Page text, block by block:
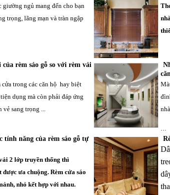
ngủ mang đến cho bạn
trọng, lãng mạn và tràn ngập
rèm sáo gỗ so với rèm vải
trong các căn hộ hay biệt
dụng mà còn phải đáp ứng
sang trọng ...
tính năng của rèm sáo gỗ tự
2 lớp truyền thống thì
được ưa chuộng. Rèm cửa sáo
nhỏ kết hợp với nhau.